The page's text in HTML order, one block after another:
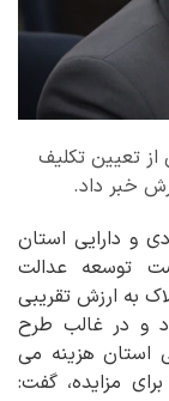
از تعیین تکلیف
و دارایی استان
توسعه عدالت
استان افزود: در سال جاری این ۱۶۱ پلاک به ارزش تقریبی
و در غالب طرح
استان هزینه می
به آماده بودن ۱۳ پلاک برای مزایده، گفت: